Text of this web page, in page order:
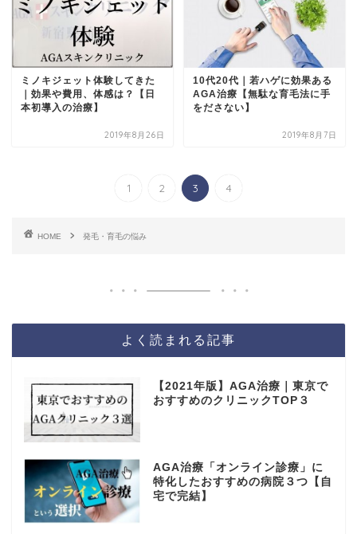
ミノキジェット体験してきた
｜効果や費用、体感は？【日
本初導入の治療】
2019年8月26日
10代20代｜若ハゲに効果ある
AGA治療【無駄な育毛法に手
をださない】
2019年8月7日
1 2 3 4
HOME 発毛・育毛の悩み
よく読まれる記事
【2021年版】AGA治療｜東京で
おすすめのクリニックTOP３
AGA治療「オンライン診療」に
特化したおすすめの病院３つ【自
宅で完結】